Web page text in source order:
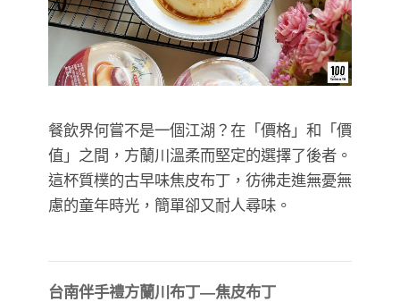
餐飲界何嘗不是一個江湖？在「價格」和「價
值」之間，方蘭川溫柔而堅定的選擇了後者。
這杯質樸的古早味焦皮布丁，彷彿走進無憂無
慮的童年時光，簡單卻又耐人尋味。
台南伴手禮方蘭川布丁—焦皮布丁